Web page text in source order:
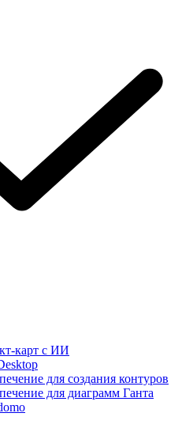
карт с ИИ
для создания контуров
для диаграмм Ганта